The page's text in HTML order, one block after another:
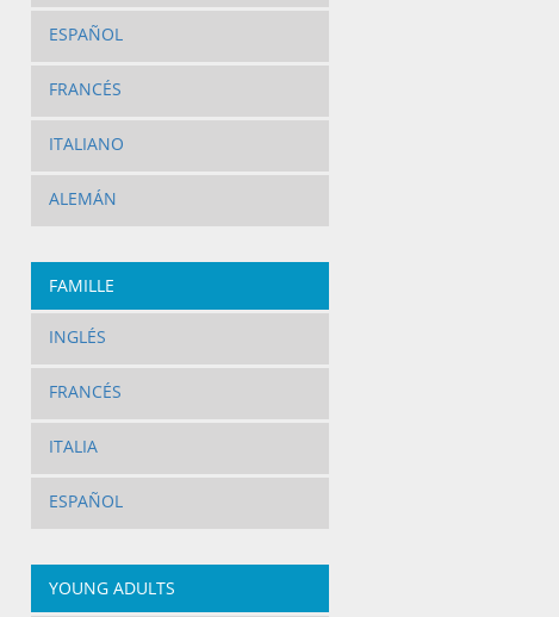
ESPAÑOL
FRANCÉS
ITALIANO
ALEMÁN
FAMILLE
INGLÉS
FRANCÉS
ITALIA
ESPAÑOL
YOUNG ADULTS